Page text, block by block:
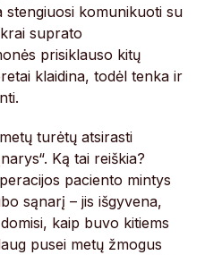
stengiuosi komunikuoti su
suprato
prisiklauso kitų
klaidina, todėl tenka ir
turėtų atsirasti
Ką tai reiškia?
paciento mintys
sąnarį – jis išgyvena,
kaip buvo kitiems
pusei metų žmogus